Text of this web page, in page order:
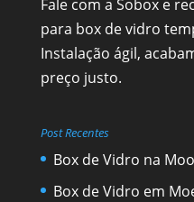
Fale com a Sobox e
para box de vidro
Instalação ágil,
preço justo.
Post Recentes
Box de Vidro na
Box de Vidro em